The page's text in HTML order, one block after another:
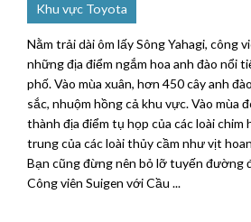
Khu vực Toyota
Nằm trải dài ôm lấy Sông Yahagi, công
những địa điểm ngắm hoa anh đào nổi
phố. Vào mùa xuân, hơn 450 cây anh
sắc, nhuộm hồng cả khu vực. Vào mùa
thành địa điểm tụ họp của các loài chim
trung của các loài thủy cầm như vịt
Bạn cũng đừng nên bỏ lỡ tuyến đường
Công viên Suigen với Cầu ...